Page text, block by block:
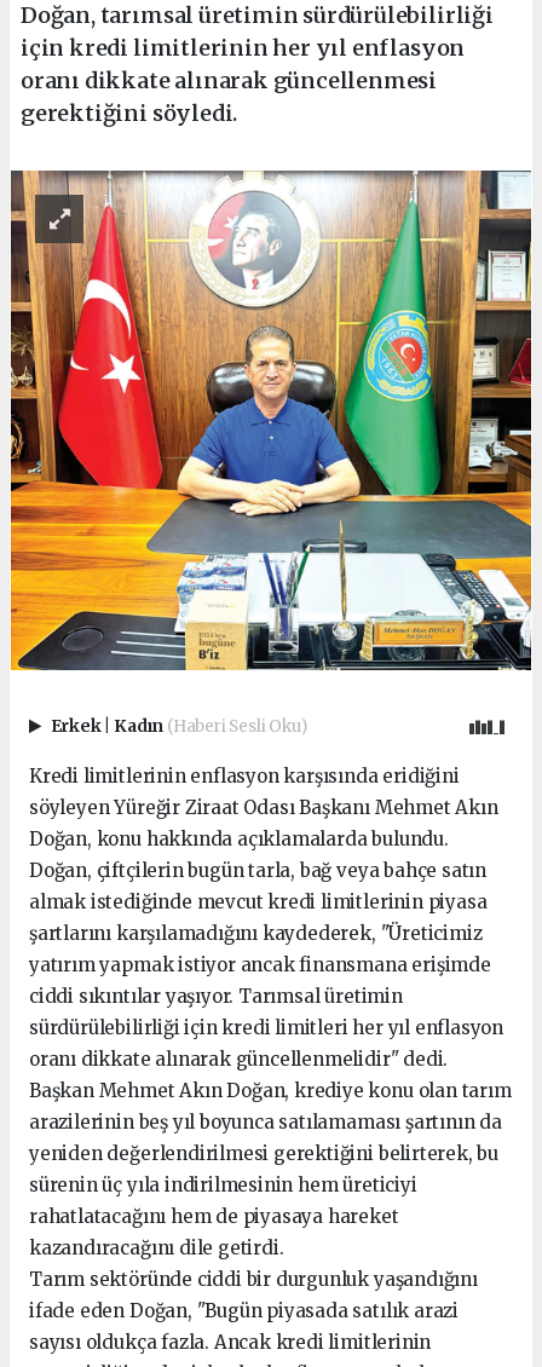
Doğan, tarımsal üretimin sürdürülebilirliği
için kredi limitlerinin her yıl enflasyon
oranı dikkate alınarak güncellenmesi
gerektiğini söyledi.
Erkek Kadın (Haberi Sesli Oku)
Kredi limitlerinin enflasyon karşısında eridiğini
söyleyen Yüreğir Ziraat Odası Başkanı Mehmet Akın
Doğan, konu hakkında açıklamalarda bulundu.
Doğan, çiftçilerin bugün tarla, bağ veya bahçe satın
almak istediğinde mevcut kredi limitlerinin piyasa
şartlarını karşılamadığını kaydederek, "Üreticimiz
yatırım yapmak istiyor ancak finansmana erişimde
ciddi sıkıntılar yaşıyor. Tarımsal üretimin
sürdürülebilirliği için kredi limitleri her yıl enflasyon
oranı dikkate alınarak güncellenmelidir" dedi.
Başkan Mehmet Akın Doğan, krediye konu olan tarım
arazilerinin beş yıl boyunca satılamaması şartının da
yeniden değerlendirilmesi gerektiğini belirterek, bu
sürenin üç yıla indirilmesinin hem üreticiyi
rahatlatacağını hem de piyasaya hareket
kazandıracağını dile getirdi.
Tarım sektöründe ciddi bir durgunluk yaşandığını
ifade eden Doğan, "Bugün piyasada satılık arazi
sayısı oldukça fazla. Ancak kredi limitlerinin